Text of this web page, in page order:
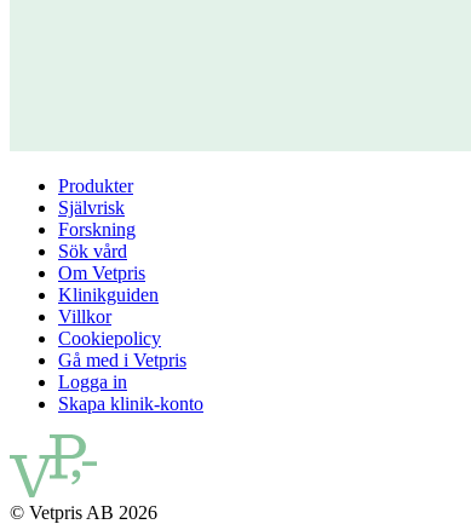
Produkter
Självrisk
Forskning
Sök vård
Om Vetpris
Klinikguiden
Villkor
Cookiepolicy
Gå med i Vetpris
Logga in
Skapa klinik-konto
© Vetpris AB 2026